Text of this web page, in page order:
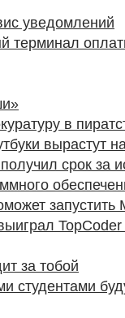
уведомлений
терминал
в
вырастут
срок за
запустить
за тобой
студентами